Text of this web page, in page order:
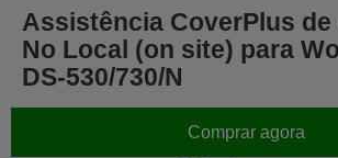
Assistência CoverPlus de
No Local (on site) para
DS-530/730/N
Comprar agora